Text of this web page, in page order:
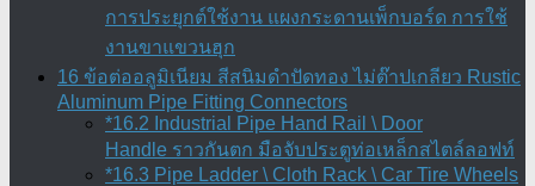
การประยุกต์ใช้งาน แผงกระดานเพ็กบอร์ด การใช้
งานขาแขวนฮุก
16 ข้อต่ออลูมิเนียม สีสนิมดำปัดทอง ไม่ต๊าปเกลียว Rustic
Aluminum Pipe Fitting Connectors
*16.2 Industrial Pipe Hand Rail \ Door
Handle ราวกันตก มือจับประตูท่อเหล็กสไตล์ลอฟท์
*16.3 Pipe Ladder \ Cloth Rack \ Car Tire Wheels